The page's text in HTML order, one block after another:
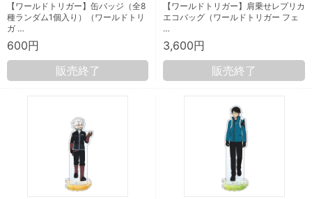
【ワールドトリガー】缶バッジ（全8
種ランダム1個入り）（ワールドトリ
ガ …
600円
販売終了
【ワールドトリガー】肩乗せレプリカ
エコバッグ（ワールドトリガー フェ
…
3,600円
販売終了